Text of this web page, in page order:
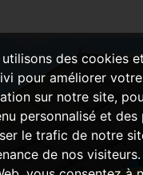
utilisons des cookies
pour améliorer
sur notre site,
personnalisé et
le trafic de notre
de nos